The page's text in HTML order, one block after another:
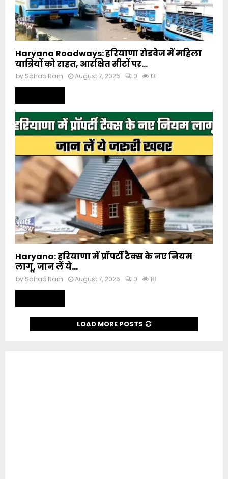
Haryana Roadways: हरियाणा रोडवेज में महिला
यात्रियों को राहत, आरक्षित सीटों पर...
by Sahab Ram August 7, 2026 0 13
Haryana: हरियाणा में प्रॉपर्टी टैक्स के नए नियम
लागू, जान लें ये...
by Sahab Ram August 7, 2026 0 18
LOAD MORE POSTS